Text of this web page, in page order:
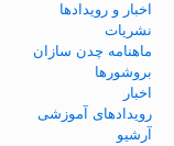
اخبار و رویدادها
نشریات
ماهنامه چدن سازان
بروشورها
اخبار
رویدادهای آموزشی
آرشیو